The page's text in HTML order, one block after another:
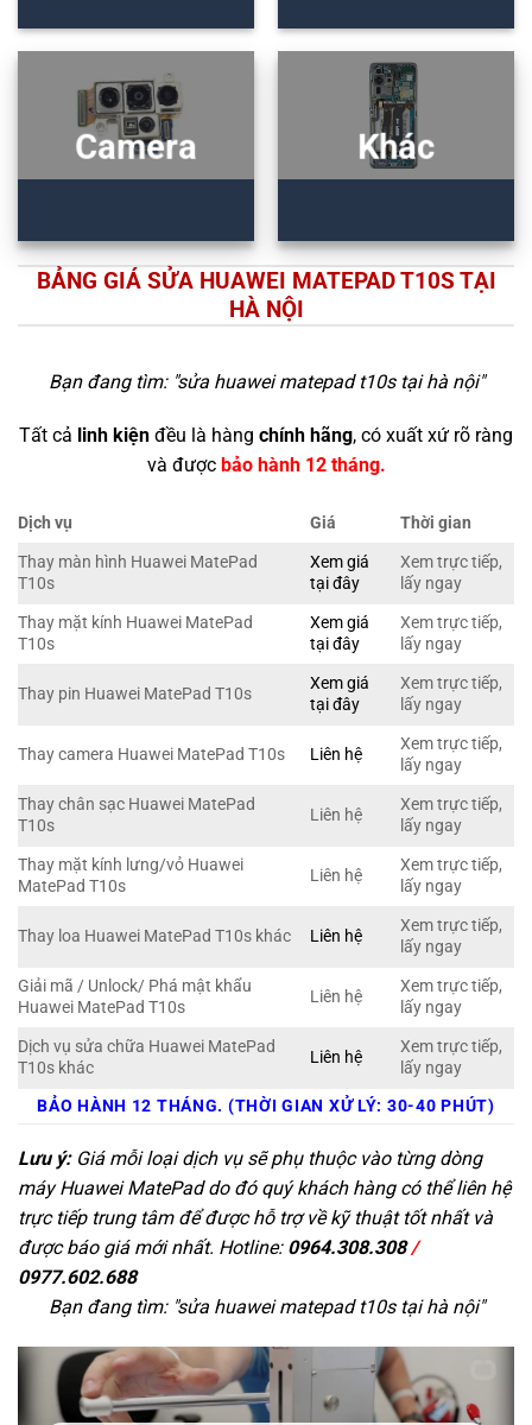
Camera Khác
BẢNG GIÁ SỬA HUAWEI MATEPAD T10S TẠI
HÀ NỘI
Bạn đang tìm: "sửa huawei matepad t10s tại hà nội"
Tất cả linh kiện đều là hàng chính hãng, có xuất xứ rõ ràng
và được bảo hành 12 tháng.
Dịch vụ Giá
Thời gian
Thay màn hình Huawei MatePad
T10s
Xem giá
tại đây
Xem trực tiếp,
lấy ngay
Thay mặt kính Huawei MatePad
T10s
Xem giá
tại đây
Xem trực tiếp,
lấy ngay
Thay pin Huawei MatePad T10s
Xem giá
tại đây
Xem trực tiếp,
lấy ngay
Thay camera Huawei MatePad T10s Liên hệ
Xem trực tiếp,
lấy ngay
Thay chân sạc Huawei MatePad
T10s
Liên hệ
Xem trực tiếp,
lấy ngay
Thay mặt kính lưng/vỏ Huawei
MatePad T10s
Liên hệ
Xem trực tiếp,
lấy ngay
Thay loa Huawei MatePad T10s khác Liên hệ
Xem trực tiếp,
lấy ngay
Giải mã / Unlock/ Phá mật khẩu
Huawei MatePad T10s
Liên hệ
Xem trực tiếp,
lấy ngay
Dịch vụ sửa chữa Huawei MatePad
T10s khác
Liên hệ
Xem trực tiếp,
lấy ngay
BẢO HÀNH 12 THÁNG. (THỜI GIAN XỬ LÝ: 30-40 PHÚT)
Lưu ý:Giá mỗi loại dịch vụ sẽ phụ thuộc vào từng dòng
máy Huawei MatePad do đó quý khách hàng có thể liên hệ
trực tiếp trung tâm để được hỗ trợ về kỹ thuật tốt nhất và
được báo giá mới nhất. Hotline: 0964.308.308/
0977.602.688
Bạn đang tìm: "sửa huawei matepad t10s tại hà nội"